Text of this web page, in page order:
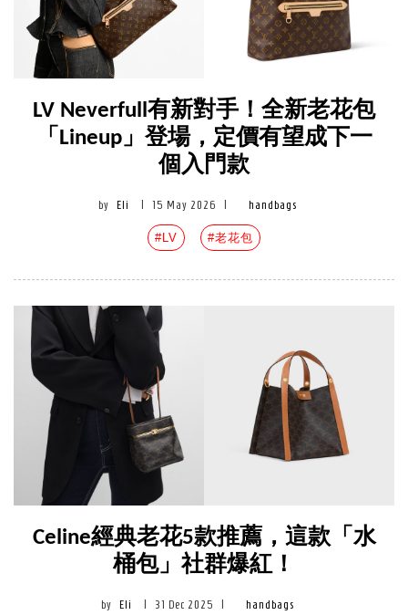
LV Neverfull有新對手！全新老花包
「Lineup」登場，定價有望成下一
個入門款
by Eli 15 May 2026 handbags
#LV #老花包
Celine經典老花5款推薦，這款「水
桶包」社群爆紅！
by Eli 31 Dec 2025 handbags